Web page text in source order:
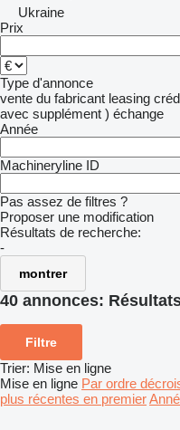
Ukraine
Prix
Type d'annonce
vente du fabricant leasing
avec supplément ) échange
Année
Machineryline ID
Pas assez de filtres ?
Proposer une modification
Résultats de recherche:
-
montrer
40 annonces:
Filtre
Trier: Mise en ligne
Mise en ligne Par ordre
plus récentes en premier